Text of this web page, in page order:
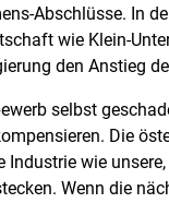
Abschlüsse. In
wie Klein-
den Anstieg
selbst
Die
wie
Wenn die